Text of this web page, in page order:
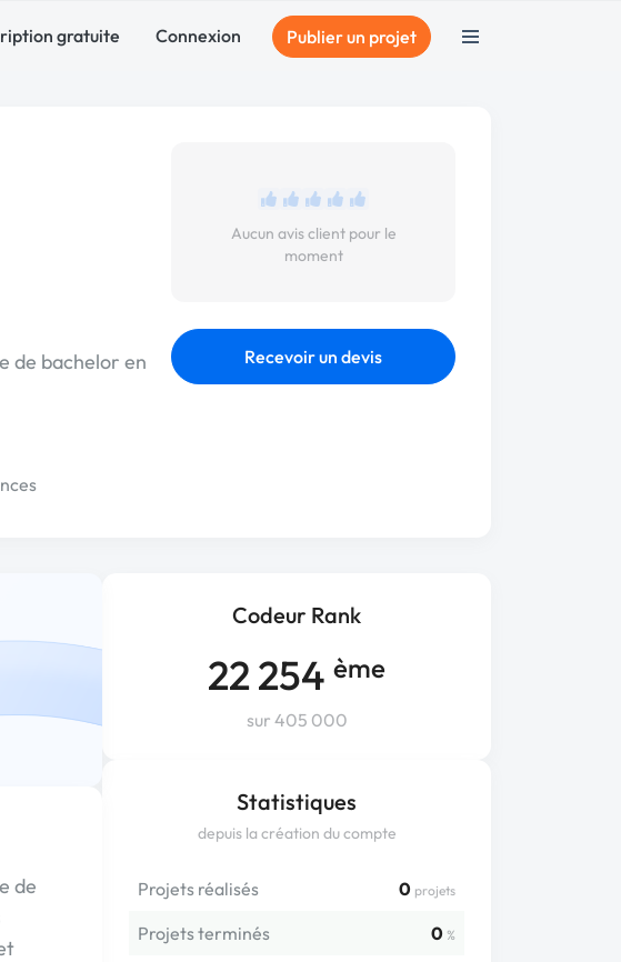
gratuite Connexion Publier un projet
de bachelor en
Aucun avis client pour le
moment
Recevoir un devis
Codeur Rank
22 254 ème
sur 405 000
Statistiques
depuis la création du compte
Projets réalisés 0 projets
Projets terminés 0 %
de